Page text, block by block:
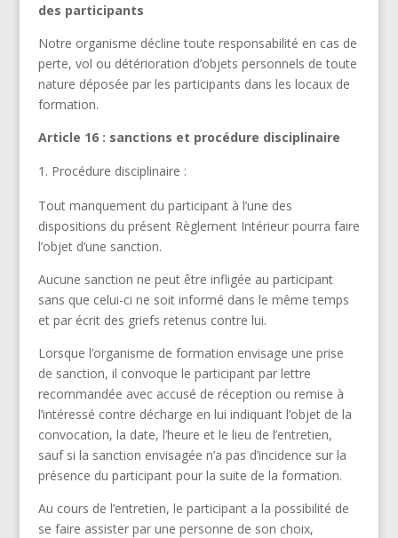
des participants
Notre organisme décline toute responsabilité en cas de
perte, vol ou détérioration d’objets personnels de toute
nature déposée par les participants dans les locaux de
formation.
Article 16 : sanctions et procédure disciplinaire
Procédure disciplinaire :
Tout manquement du participant à l’une des
dispositions du présent Règlement Intérieur pourra faire
l’objet d’une sanction.
Aucune sanction ne peut être infligée au participant
sans que celui-ci ne soit informé dans le même temps
et par écrit des griefs retenus contre lui.
Lorsque l’organisme de formation envisage une prise
de sanction, il convoque le participant par lettre
recommandée avec accusé de réception ou remise à
l’intéressé contre décharge en lui indiquant l’objet de la
convocation, la date, l’heure et le lieu de l’entretien,
sauf si la sanction envisagée n’a pas d’incidence sur la
présence du participant pour la suite de la formation.
Au cours de l’entretien, le participant a la possibilité de
se faire assister par une personne de son choix,